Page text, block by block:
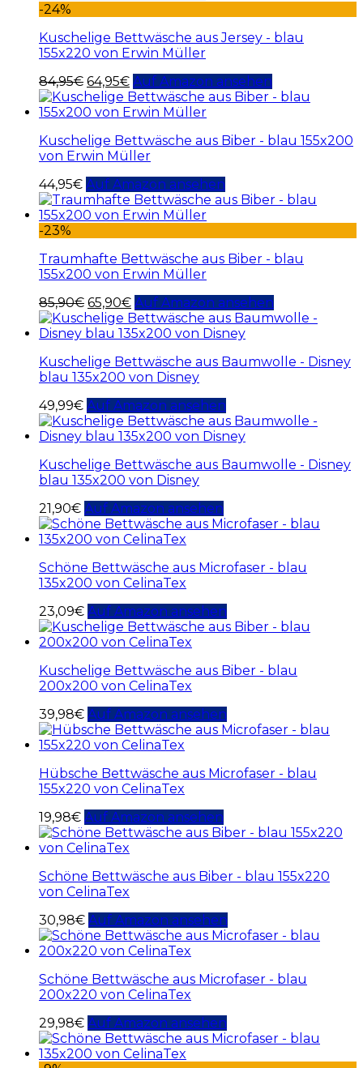
-24%
Kuschelige Bettwäsche aus Jersey - blau
155x220 von Erwin Müller
84,95€ 64,95€ Auf Amazon ansehen
Kuschelige Bettwäsche aus Biber - blau 155x200
von Erwin Müller
44,95€ Auf Amazon ansehen
-23%
Traumhafte Bettwäsche aus Biber - blau
155x200 von Erwin Müller
85,90€ 65,90€ Auf Amazon ansehen
Kuschelige Bettwäsche aus Baumwolle - Disney
blau 135x200 von Disney
49,99€ Auf Amazon ansehen
Kuschelige Bettwäsche aus Baumwolle - Disney
blau 135x200 von Disney
21,90€ Auf Amazon ansehen
Schöne Bettwäsche aus Microfaser - blau
135x200 von CelinaTex
23,09€ Auf Amazon ansehen
Kuschelige Bettwäsche aus Biber - blau
200x200 von CelinaTex
39,98€ Auf Amazon ansehen
Hübsche Bettwäsche aus Microfaser - blau
155x220 von CelinaTex
19,98€ Auf Amazon ansehen
Schöne Bettwäsche aus Biber - blau 155x220
von CelinaTex
30,98€ Auf Amazon ansehen
Schöne Bettwäsche aus Microfaser - blau
200x220 von CelinaTex
29,98€ Auf Amazon ansehen